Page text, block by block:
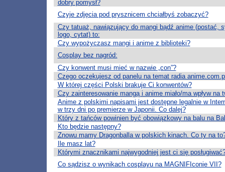
dobry pomysł?
Czyje zdjęcia pod prysznicem chciałbyś zobaczyć?
Czy tatuaż, nawiązujący do mangi bądź anime (postać,
logo, cytat) to:
Czy wypożyczasz mangi i anime z biblioteki?
Cosplay bez nagród:
Czy konwent musi mieć w nazwie „con”?
Czego oczekujesz od panelu na temat radia
W której części Polski brakuje Ci konwentów?
Czy zainteresowanie mangą i anime miało/ma wpływ na
Anime z polskimi napisami jest dostępne legalnie w
w trzy dni po premierze w Japonii. Co dalej?
Który z tańców powinien być obowiązkowy na balu na
Kto będzie następny?
Znowu mamy Dragonballa w polskich kinach. Co ty na
Ile masz lat?
Którymi znacznikami najwygodniej jest ci się
Co sądzisz o wynikach cosplayu na MAGNIFIconie VII?